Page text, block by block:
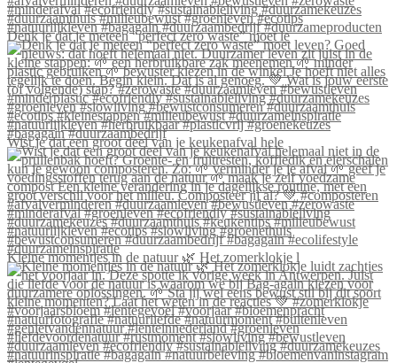
Denk je dat je meteen “perfect zero waste” moet le
Wist je dat een groot deel van je keukenafval hele
Kleine momentjes in de natuur 🌿 Het zomerklokje l